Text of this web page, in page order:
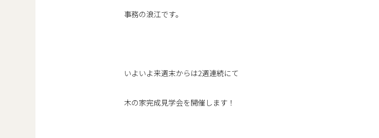
事務の浪江です。
いよいよ来週末からは2週連続にて
木の家完成見学会を開催します！